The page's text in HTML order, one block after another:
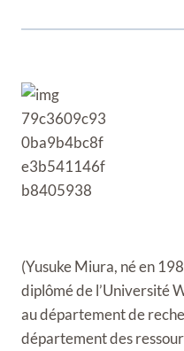
(Yusuke Miura, né en
diplômé de l’Université
au département de
département des